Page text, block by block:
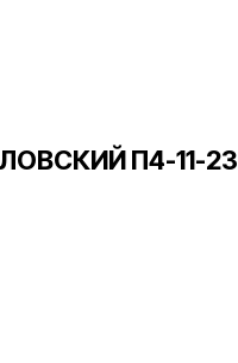
П4-11-23